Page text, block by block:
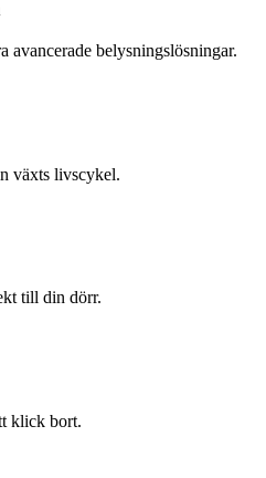
avancerade belysningslösningar.
växts livscykel.
till din dörr.
klick bort.